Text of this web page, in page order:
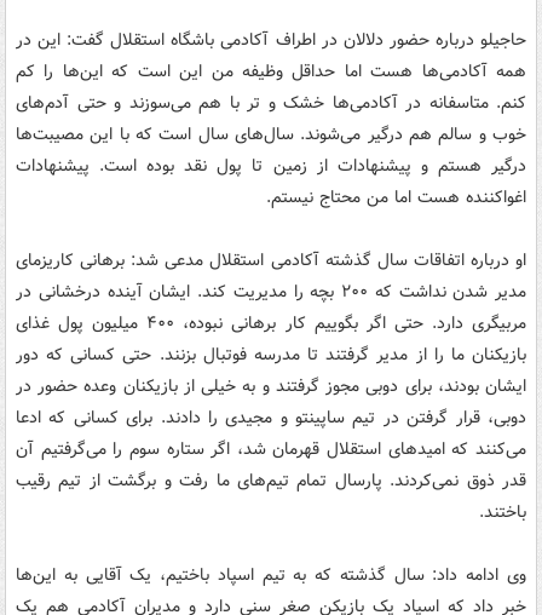
حاجیلو درباره حضور دلالان در اطراف آکادمی باشگاه استقلال گفت: این در
همه آکادمی‌ها هست اما حداقل وظیفه من این است که این‌ها را کم
کنم. متاسفانه در آکادمی‌ها خشک و تر با هم می‌سوزند و حتی آدم‌های
خوب و سالم هم درگیر می‌شوند. سال‌های سال است که با این مصیبت‌ها
درگیر هستم و پیشنهادات از زمین تا پول نقد بوده است. پیشنهادات
اغواکننده هست اما من محتاج نیستم.
او درباره اتفاقات سال گذشته آکادمی استقلال مدعی شد: برهانی کاریزمای
مدیر شدن نداشت که ۲۰۰ بچه را مدیریت کند. ایشان آینده درخشانی در
مربیگری دارد. حتی اگر بگوییم کار برهانی نبوده، ۴۰۰ میلیون پول غذای
بازیکنان ما را از مدیر گرفتند تا مدرسه فوتبال بزنند. حتی کسانی که دور
ایشان بودند، برای دوبی مجوز گرفتند و به خیلی از بازیکنان وعده حضور در
دوبی، قرار گرفتن در تیم ساپینتو و مجیدی را دادند. برای کسانی که ادعا
می‌کنند که امیدهای استقلال قهرمان شد، اگر ستاره سوم را می‌گرفتیم آن
قدر ذوق نمی‌کردند. پارسال تمام تیم‌های ما رفت و برگشت از تیم رقیب
باختند.
وی ادامه داد: سال گذشته که به تیم اسپاد باختیم، یک آقایی به این‌ها
خبر داد که اسپاد یک بازیکن صغر سنی دارد و مدیران آکادمی هم یک